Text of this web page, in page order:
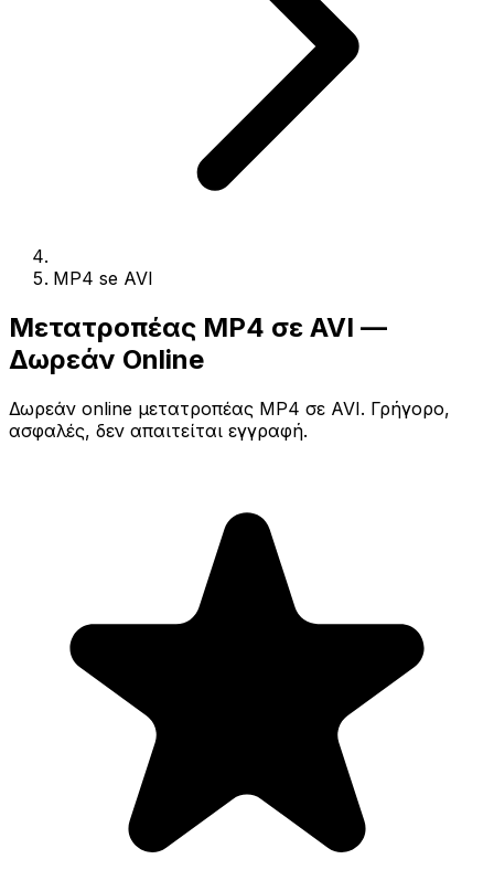
MP4 se AVI
Μετατροπέας MP4 σε AVI —
Δωρεάν Online
Δωρεάν online μετατροπέας MP4 σε AVI. Γρήγορο,
ασφαλές, δεν απαιτείται εγγραφή.